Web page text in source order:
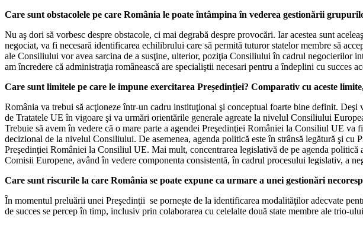
Care sunt obstacolele pe care România le poate întâmpina în vederea gestionării
Nu aş dori să vorbesc despre obstacole, ci mai degrabă despre provocări. Iar acestea sunt
negociat, va fi necesară identificarea echilibrului care să permită tuturor statelor membre să
ale Consiliului vor avea sarcina de a susţine, ulterior, poziţia Consiliului în cadrul negocierilor
am încredere că administraţia românească are specialiştii necesari pentru a îndeplini cu succes
Care sunt limitele pe care le impune exercitarea Președinției? Comparativ cu aceste
România va trebui să acţioneze într-un cadru instituţional şi conceptual foarte bine definit.
de Tratatele UE în vigoare şi va urmări orientările generale agreate la nivelul Consiliului
Trebuie să avem în vedere că o mare parte a agendei Preşedinţiei României la Consiliul UE
decizional de la nivelul Consiliului. De asemenea, agenda politică este în strânsă legătură şi
Preşedinţiei României la Consiliul UE. Mai mult, concentrarea legislativă de pe agenda
Comisii Europene, având în vedere componenta consistentă, în cadrul procesului legislativ, a
Care sunt riscurile la care România se poate expune ca urmare a unei gestionări
În momentul preluării unei Preşedinţii se pornește de la identificarea modalităţilor adecvate
de succes se percep în timp, inclusiv prin colaborarea cu celelalte două state membre ale trio-